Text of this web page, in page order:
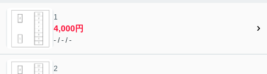
1
4,000円
- / - / -
2